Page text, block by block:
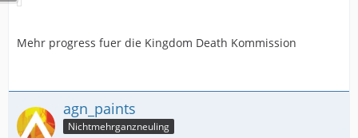
Mehr progress fuer die Kingdom Death Kommission
agn_paints
Nichtmehrganzneuling